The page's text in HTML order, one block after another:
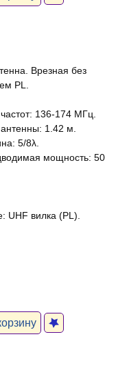
Врезная без
PL.
136-174 МГц.
1.42 м.
5/8λ.
мощность: 50
UHF вилка (PL).